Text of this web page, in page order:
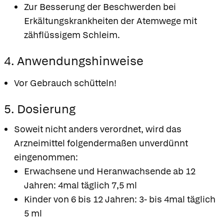
Zur Besserung der Beschwerden bei
Erkältungskrankheiten der Atemwege mit
zähflüssigem Schleim.
4. Anwendungshinweise
Vor Gebrauch schütteln!
5. Dosierung
Soweit nicht anders verordnet, wird das
Arzneimittel folgendermaßen unverdünnt
eingenommen:
Erwachsene und Heranwachsende ab 12
Jahren: 4mal täglich 7,5 ml
Kinder von 6 bis 12 Jahren: 3- bis 4mal täglich
5 ml